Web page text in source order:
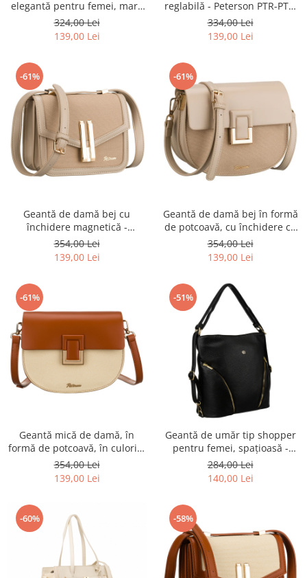
elegantă pentru femei, maro
și bej, cu curea reglabilă
inclusă - Peterson PTR-PTN
324,00 Lei
139,00 Lei
reglabilă - Peterson PTR-PTN
CAN-04 NAT-BLACK
334,00 Lei
139,00 Lei
-61%
Geantă de damă bej cu
închidere magnetică -
Peterson PTR-PTN DALIA
BEIGE
354,00 Lei
139,00 Lei
-61%
Geantă de damă bej în formă
de potcoavă, cu închidere cu
clip magnetic - Peterson PTR-
PTN PIWONIA BEIGE
354,00 Lei
139,00 Lei
-61%
Geantă mică de damă, în
formă de potcoavă, în culorile
ecru și maro, cu închidere cu
clip magnetic - Peterson PTR-
354,00 Lei
139,00 Lei
-51%
Geantă de umăr tip shopper
pentru femei, spațioasă -
Rovicky PTR-R-KP-18-A19-0248
BLA
284,00 Lei
140,00 Lei
-60% -58%